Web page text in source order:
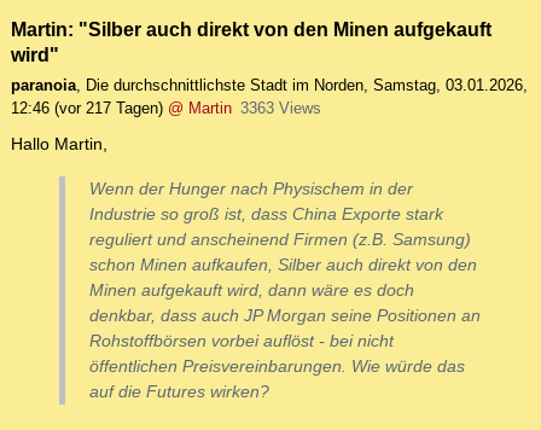
Martin: "Silber auch direkt von den Minen aufgekauft
wird"
paranoia, Die durchschnittlichste Stadt im Norden, Samstag, 03.01.2026,
12:46 (vor 217 Tagen) @ Martin 3363 Views
Hallo Martin,
Wenn der Hunger nach Physischem in der
Industrie so groß ist, dass China Exporte stark
reguliert und anscheinend Firmen (z.B. Samsung)
schon Minen aufkaufen, Silber auch direkt von den
Minen aufgekauft wird, dann wäre es doch
denkbar, dass auch JP Morgan seine Positionen an
Rohstoffbörsen vorbei auflöst - bei nicht
öffentlichen Preisvereinbarungen. Wie würde das
auf die Futures wirken?